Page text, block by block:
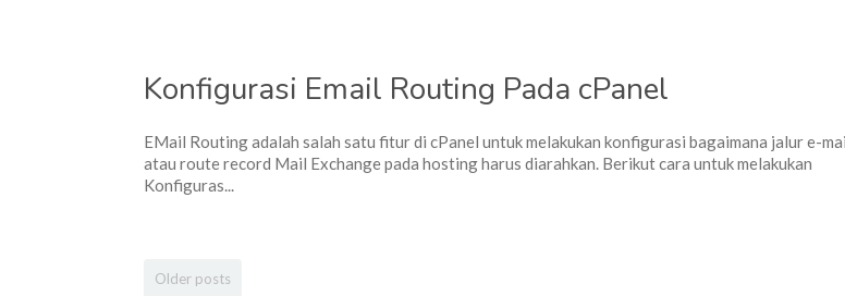
Konfigurasi Email Routing Pada cPanel
EMail Routing adalah salah satu fitur di cPanel untuk melakukan konfigurasi bagaimana jalur e-
atau route record Mail Exchange pada hosting harus diarahkan. Berikut cara untuk melakukan
Konfiguras...
Older posts